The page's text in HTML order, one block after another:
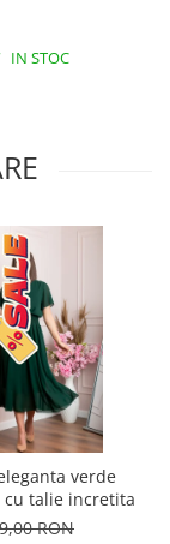
IN STOC
verde
cu talie incretita
RON